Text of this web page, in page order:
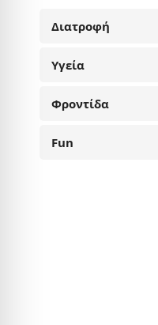
Διατροφή
Υγεία
Φροντίδα
Fun